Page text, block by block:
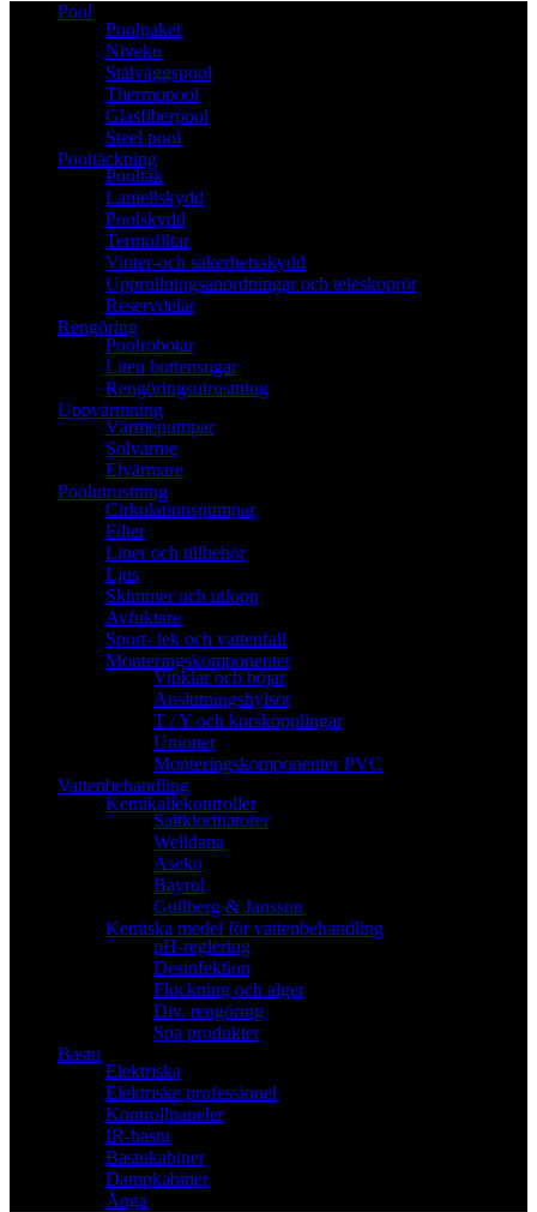
Pool
Poolpaket
Niveko
Stålväggspool
Thermopool
Glasfiberpool
Steel pool
Pooltäckning
Pooltak
Lamellskydd
Poolskydd
Termofiltar
Vinter-och säkerhetsskydd
Upprullningsanordningar och teleskoprör
Reservdelar
Rengöring
Poolrobotar
Liten bottensugar
Rengöringsutrustning
Uppvärmning
Värmepumpar
Solvärme
Elvärmare
Poolutrustning
Cirkulationspumpar
Filter
Liner och tillbehör
Ljus
Skimmer och utlopp
Avfuktare
Sport- lek och vattenfall
Monteringskomponenter
Vinklar och böjar
Anslutningshylsor
T / Y och korskopplingar
Unioner
Monteringskomponenter PVC
Vattenbehandling
Kemikaliekontroller
Saltklorinatorer
Welldana
Aseko
Bayrol
Gullberg & Jansson
Kemiska medel för vattenbehandling
pH-reglering
Desinfektion
Flockning och alger
Div. rengöring
Spa produkter
Bastu
Elektriska
Elektriske professionel
Kontrollpaneler
IR-bastu
Bastukabiner
Dampkabiner
Ånga